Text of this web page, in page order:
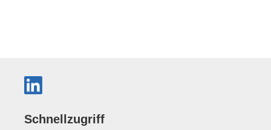
Schnellzugriff